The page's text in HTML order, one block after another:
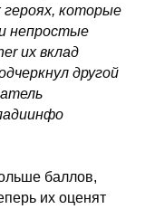
которые
непростые
их вклад
другой
баллов,
их оценят